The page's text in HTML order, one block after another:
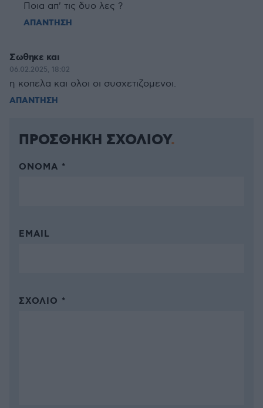
Ποια απ' τις δυο λες ?
ΑΠΑΝΤΗΣΗ
Σωθηκε και
06.02.2025, 18:02
η κοπελα και ολοι οι συσχετιζομενοι.
ΑΠΑΝΤΗΣΗ
ΠΡΟΣΘΗΚΗ ΣΧΟΛΙΟΥ
ΌΝΟΜΑ *
EMAIL
ΣΧΌΛΙΟ *